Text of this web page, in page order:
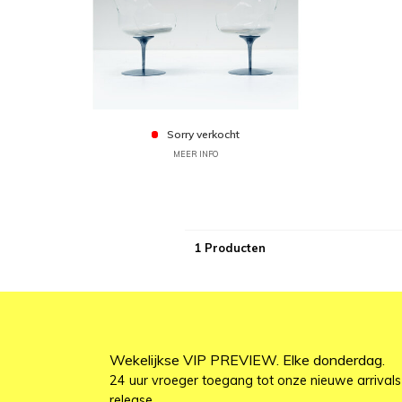
Sorry verkocht
MEER INFO
1 Producten
Wekelijkse VIP PREVIEW. Elke donderdag.
24 uur vroeger toegang tot onze nieuwe